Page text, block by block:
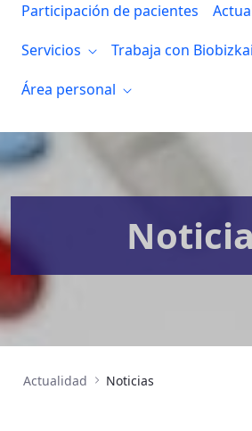
Participación de pacientes
Servicios
Trabaja con
Área personal
Actualidad Noticias